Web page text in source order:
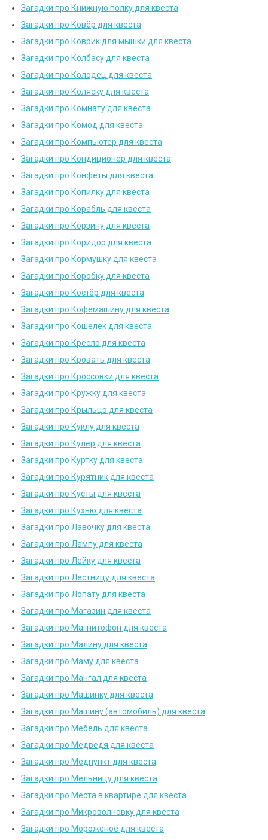
Загадки про Книжную полку для квеста
Загадки про Ковёр для квеста
Загадки про Коврик для мышки для квеста
Загадки про Колбасу для квеста
Загадки про Колодец для квеста
Загадки про Коляску для квеста
Загадки про Комнату для квеста
Загадки про Комод для квеста
Загадки про Компьютер для квеста
Загадки про Кондиционер для квеста
Загадки про Конфеты для квеста
Загадки про Копилку для квеста
Загадки про Корабль для квеста
Загадки про Корзину для квеста
Загадки про Коридор для квеста
Загадки про Кормушку для квеста
Загадки про Коробку для квеста
Загадки про Костёр для квеста
Загадки про Кофемашину для квеста
Загадки про Кошелёк для квеста
Загадки про Кресло для квеста
Загадки про Кровать для квеста
Загадки про Кроссовки для квеста
Загадки про Кружку для квеста
Загадки про Крыльцо для квеста
Загадки про Куклу для квеста
Загадки про Кулер для квеста
Загадки про Куртку для квеста
Загадки про Курятник для квеста
Загадки про Кусты для квеста
Загадки про Кухню для квеста
Загадки про Лавочку для квеста
Загадки про Лампу для квеста
Загадки про Лейку для квеста
Загадки про Лестницу для квеста
Загадки про Лопату для квеста
Загадки про Магазин для квеста
Загадки про Магнитофон для квеста
Загадки про Малину для квеста
Загадки про Маму для квеста
Загадки про Мангал для квеста
Загадки про Машинку для квеста
Загадки про Машину (автомобиль) для квеста
Загадки про Мебель для квеста
Загадки про Медведя для квеста
Загадки про Медпункт для квеста
Загадки про Мельницу для квеста
Загадки про Места в квартире для квеста
Загадки про Микроволновку для квеста
Загадки про Мороженое для квеста